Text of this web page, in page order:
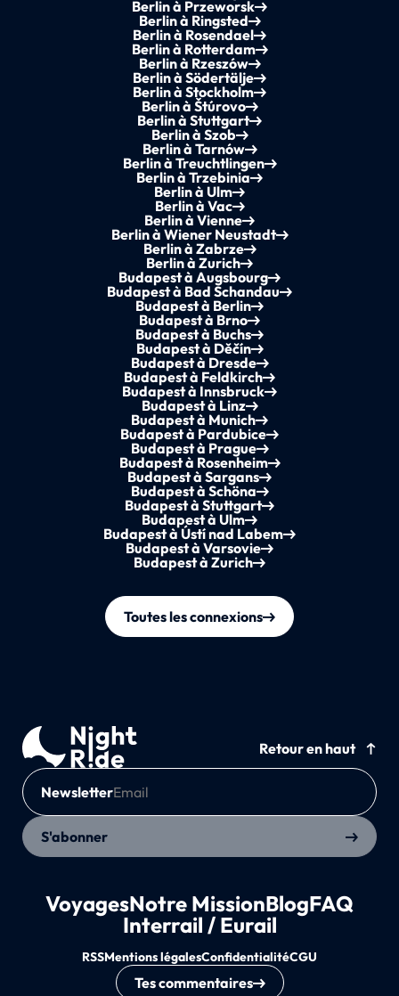
Berlin à Przeworsk
Berlin à Ringsted
Berlin à Rosendael
Berlin à Rotterdam
Berlin à Rzeszów
Berlin à Södertälje
Berlin à Stockholm
Berlin à Štúrovo
Berlin à Stuttgart
Berlin à Szob
Berlin à Tarnów
Berlin à Treuchtlingen
Berlin à Trzebinia
Berlin à Ulm
Berlin à Vac
Berlin à Vienne
Berlin à Wiener Neustadt
Berlin à Zabrze
Berlin à Zurich
Budapest à Augsbourg
Budapest à Bad Schandau
Budapest à Berlin
Budapest à Brno
Budapest à Buchs
Budapest à Děčín
Budapest à Dresde
Budapest à Feldkirch
Budapest à Innsbruck
Budapest à Linz
Budapest à Munich
Budapest à Pardubice
Budapest à Prague
Budapest à Rosenheim
Budapest à Sargans
Budapest à Schöna
Budapest à Stuttgart
Budapest à Ulm
Budapest à Ústí nad Labem
Budapest à Varsovie
Budapest à Zurich
Toutes les connexions
Retour en haut
Newsletter
S'abonner
VoyagesNotre MissionBlogFAQ
Interrail / Eurail
RSSMentions légalesConfidentialitéCGU
Tes commentaires